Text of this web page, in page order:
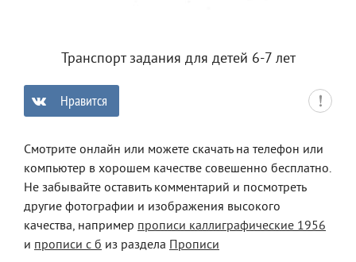
Транспорт задания для детей 6-7 лет
Нравится
Смотрите онлайн или можете скачать на телефон или
компьютер в хорошем качестве совешенно бесплатно.
Не забывайте оставить комментарий и посмотреть
другие фотографии и изображения высокого
качества, например прописи каллиграфические 1956
и прописи с б из раздела Прописи